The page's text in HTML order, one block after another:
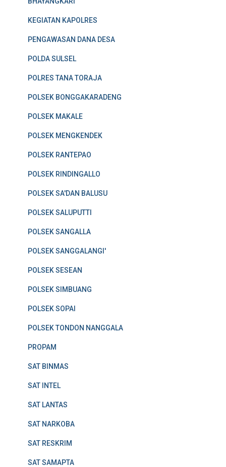
KEGIATAN KAPOLRES
PENGAWASAN DANA DESA
POLDA SULSEL
POLRES TANA TORAJA
POLSEK BONGGAKARADENG
POLSEK MAKALE
POLSEK MENGKENDEK
POLSEK RANTEPAO
POLSEK RINDINGALLO
POLSEK SA'DAN BALUSU
POLSEK SALUPUTTI
POLSEK SANGALLA
POLSEK SANGGALANGI'
POLSEK SESEAN
POLSEK SIMBUANG
POLSEK SOPAI
POLSEK TONDON NANGGALA
PROPAM
SAT BINMAS
SAT INTEL
SAT LANTAS
SAT NARKOBA
SAT RESKRIM
SAT SAMAPTA